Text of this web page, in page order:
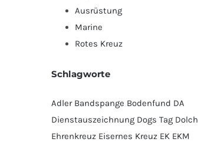
Ausrüstung
Marine
Rotes Kreuz
Schlagworte
Adler Bandspange Bodenfund DA
Dienstauszeichnung Dogs Tag Dolch
Ehrenkreuz Eisernes Kreuz EK EKM